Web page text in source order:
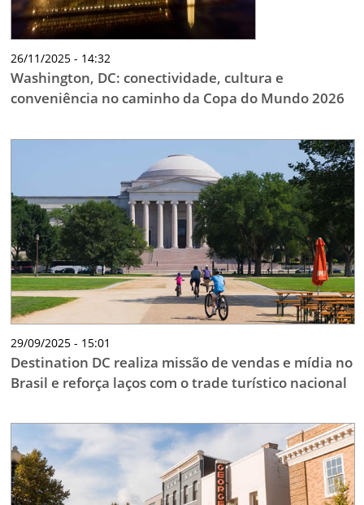
26/11/2025 - 14:32
Washington, DC: conectividade, cultura e
conveniência no caminho da Copa do Mundo 2026
29/09/2025 - 15:01
Destination DC realiza missão de vendas e mídia no
Brasil e reforça laços com o trade turístico nacional